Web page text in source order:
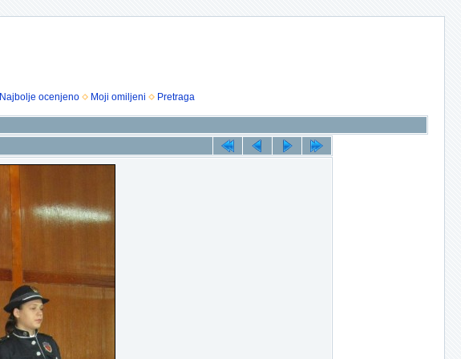
Najbolje ocenjeno Moji omiljeni Pretraga